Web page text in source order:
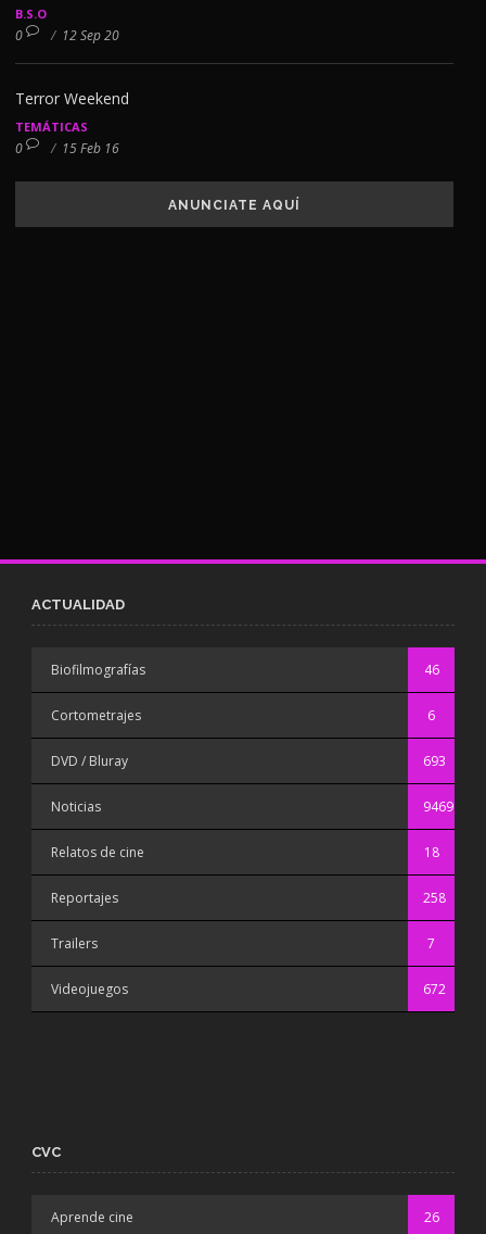
B.S.O
0 / 12 Sep 20
Terror Weekend
TEMÁTICAS
0 / 15 Feb 16
ANUNCIATE AQUÍ
ACTUALIDAD
Biofilmografías 46
Cortometrajes 6
DVD / Bluray 693
Noticias 9469
Relatos de cine 18
Reportajes 258
Trailers 7
Videojuegos 672
CVC
Aprende cine 26